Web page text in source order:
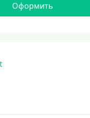
Оформить